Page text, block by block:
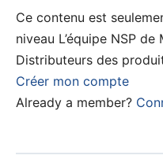
Ce contenu est
niveau L’équipe NSP
Distributeurs des
Créer mon compte
Already a member?